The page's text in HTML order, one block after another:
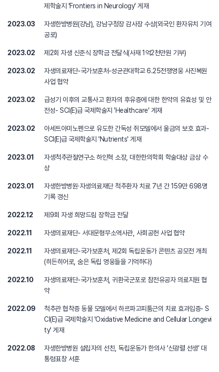
제학술지 'Frontiers in Neurology' 게재
2023.03
자생한방병원(강남), 강남구청장 감사장 수상(외국인 환자유치 기여
공로)
2023.02 제2회 자생 신준식 장학금 전달식(사재 1억2천만원 기부)
2023.02
자생의료재단-국가보훈처-성균관대학교 6.25전쟁영웅 사진복원
사업 협약
2023.02
급성기 이후의 교통사고 환자의 후유증에 대한 한약의 유효성 및 안
전성- SCI(E)급 국제학술지 'Healthcare' 게재
2023.02
아세트아미노펜으로 유도한 간독성 쥐모델에서 울금의 보호 효과-
SCI(E)급 국제학술지 'Nutrients' 게재
2023.01
자생척추관절연구소 하인혁 소장, 대한한의학회 학술대상 금상 수
상
2023.01
자생한방병원·자생의료재단 척추환자 치료 7년 간 159만 698명
기록 갱신
2022.12 제9회 자생 희망드림 장학금 전달
2022.11 자생의료재단- 서대문형무소역사관, 사회공헌 사업 협약
2022.11
자생의료재단-국가보훈처, 제2회 독립운동가 콘텐츠 공모전 개최
(히든히어로, 숨은 독립 영웅들을 기억하다)
2022.10
자생의료재단-국가보훈처, 귀환국군포로 참전유공자 의료지원 협
약
2022.09
척추관 협착증 동물 모델에서 하르파고피툼근의 치료 효과입증- S
CI(E)급 국제학술지 'Oxidative Medicine and Cellular Longevi
ty' 게재
2022.08
자생한방병원 설립자의 선친, 독립운동가 한의사 ‘신광렬 선생’ 대
통령표창 서훈